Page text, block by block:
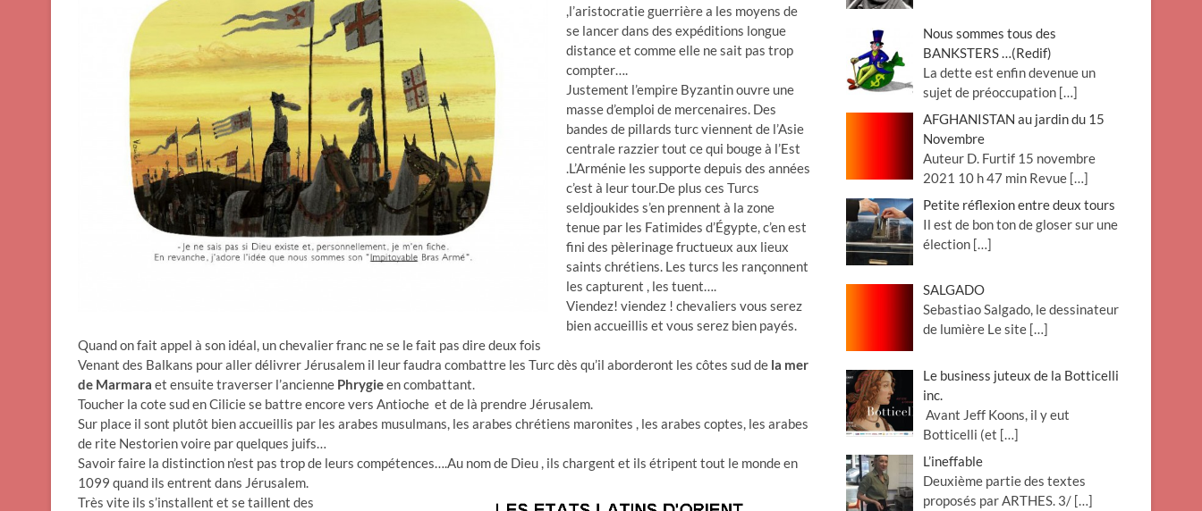
,l’aristocratie guerrière a les moyens de
se lancer dans des expéditions longue
distance et comme elle ne sait pas trop
compter….
Justement l’empire Byzantin ouvre une
masse d’emploi de mercenaires. Des
bandes de pillards turc viennent de l’Asie
centrale razzier tout ce qui bouge à l’Est
.L’Arménie les supporte depuis des années
c’est à leur tour.De plus ces Turcs
seldjoukides s’en prennent à la zone
tenue par les Fatimides d’Égypte, c’en est
fini des pèlerinage fructueux aux lieux
saints chrétiens. Les turcs les rançonnent
les capturent , les tuent….
Viendez! viendez ! chevaliers vous serez
bien accueillis et vous serez bien payés.
Quand on fait appel à son idéal, un chevalier franc ne se le fait pas dire deux fois
Venant des Balkans pour aller délivrer Jérusalem il leur faudra combattre les Turc dès qu’il aborderont les côtes sud de la mer
de Marmara et ensuite traverser l’ancienne Phrygieen combattant.
Toucher la cote sud en Cilicie se battre encore vers Antioche et de là prendre Jérusalem.
Sur place il sont plutôt bien accueillis par les arabes musulmans, les arabes chrétiens maronites , les arabes coptes, les arabes
de rite Nestorien voire par quelques juifs…
Savoir faire la distinction n’est pas trop de leurs compétences….Au nom de Dieu , ils chargent et ils étripent tout le monde en
1099 quand ils entrent dans Jérusalem.
Très vite ils s’installent et se taillent des
Nous sommes tous des
BANKSTERS …(Redif)
La dette est enfin devenue un
sujet de préoccupation […]
AFGHANISTAN au jardin du 15
Novembre
Auteur D. Furtif 15 novembre
2021 10 h 47 min Revue […]
Petite réflexion entre deux tours
Il est de bon ton de gloser sur une
élection […]
SALGADO
Sebastiao Salgado, le dessinateur
de lumière Le site […]
Le business juteux de la Botticelli
inc.
Avant Jeff Koons, il y eut
Botticelli (et […]
L’ineffable
Deuxième partie des textes
proposés par ARTHES. 3/ […]